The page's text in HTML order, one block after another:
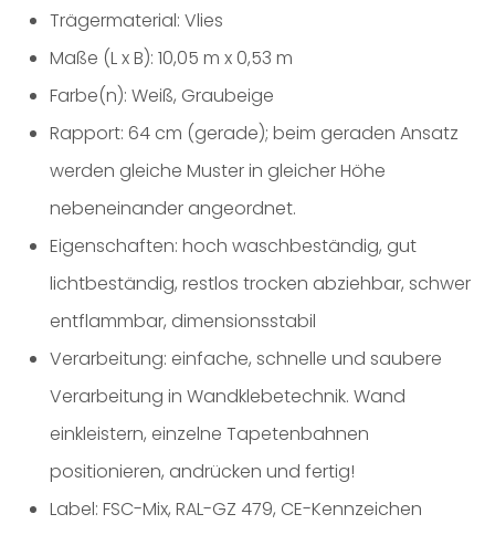
Trägermaterial: Vlies
Maße (L x B): 10,05 m x 0,53 m
Farbe(n): Weiß, Graubeige
Rapport: 64 cm (gerade); beim geraden Ansatz
werden gleiche Muster in gleicher Höhe
nebeneinander angeordnet.
Eigenschaften: hoch waschbeständig, gut
lichtbeständig, restlos trocken abziehbar, schwer
entflammbar, dimensionsstabil
Verarbeitung: einfache, schnelle und saubere
Verarbeitung in Wandklebetechnik. Wand
einkleistern, einzelne Tapetenbahnen
positionieren, andrücken und fertig!
Label: FSC-Mix, RAL-GZ 479, CE-Kennzeichen